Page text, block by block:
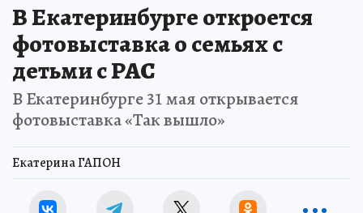
В Екатеринбурге откроется
фотовыставка о семьях с
детьми с РАС
В Екатеринбурге 31 мая открывается
фотовыставка «Так вышло»
Екатерина ГАПОН